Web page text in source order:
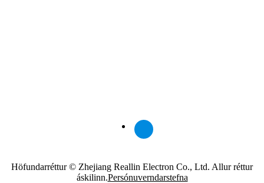
Höfundarréttur © Zhejiang Reallin Electron Co., Ltd. Allur réttur
áskilinn.Persónuverndarstefna